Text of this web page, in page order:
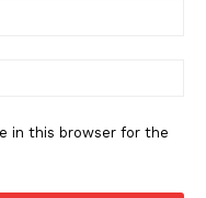
in this browser for the